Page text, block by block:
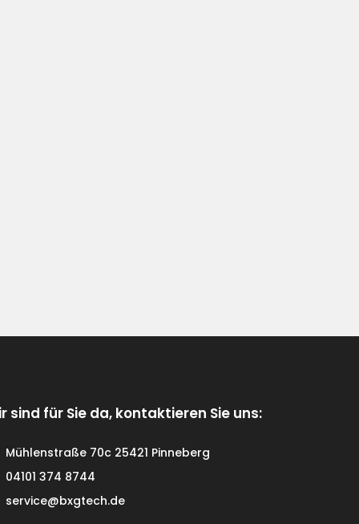
sind für Sie da, kontaktieren Sie uns:
Mühlenstraße 70c 25421 Pinneberg
04101 374 8744
service@bxgtech.de